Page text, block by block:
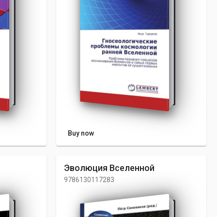
Buy now
Эволюция Вселенной
9786130117283